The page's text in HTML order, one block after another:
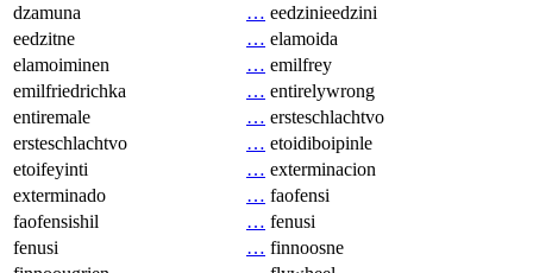
dzamuna
… eedzinieedzini
eedzitne
… elamoida
elamoiminen
… emilfrey
emilfriedrichka
… entirelywrong
entiremale
… ersteschlachtvo
ersteschlachtvo
… etoidiboipinle
etoifeyinti
… exterminacion
exterminado
… faofensi
faofensishil
… fenusi
fenusi
… finnoosne